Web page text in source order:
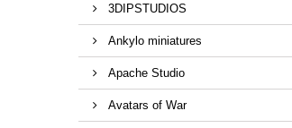
3DIPSTUDIOS
Ankylo miniatures
Apache Studio
Avatars of War